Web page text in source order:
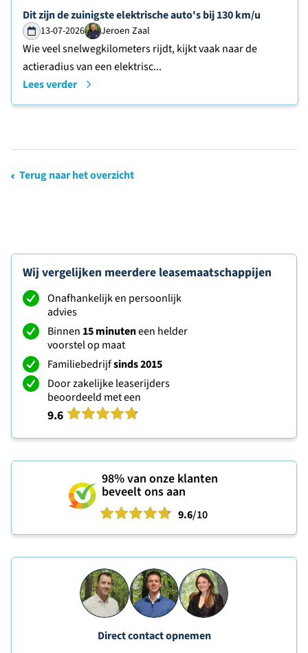
Lees verder over
Dit zijn de zuinigste elektrische auto's bij 130 km/u
13-07-2026 Jeroen Zaal
Wie veel snelwegkilometers rijdt, kijkt vaak naar de
actieradius van een elektrisc...
Lees verder
Terug naar het overzicht
Wij vergelijken meerdere leasemaatschappijen
Onafhankelijk en persoonlijk
advies
Binnen 15 minuteneen helder
voorstel op maat
Familiebedrijfsinds 2015
Door zakelijke leaserijders
beoordeeld met een
9.6
98%van onze klanten
beveelt ons aan
9.6/10
Direct contact opnemen